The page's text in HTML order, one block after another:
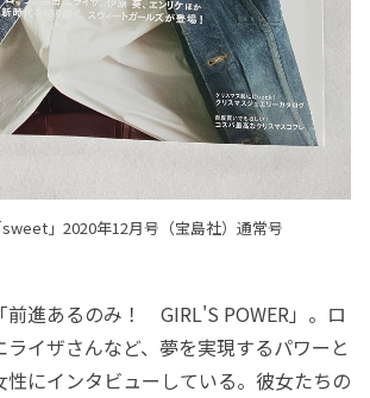
」2020年12月号（宝島社）通常号
進あるのみ！ GIRL'S POWER」。ロ
イザさんなど、夢を実現するパワーと
にインタビューしている。彼女たちの